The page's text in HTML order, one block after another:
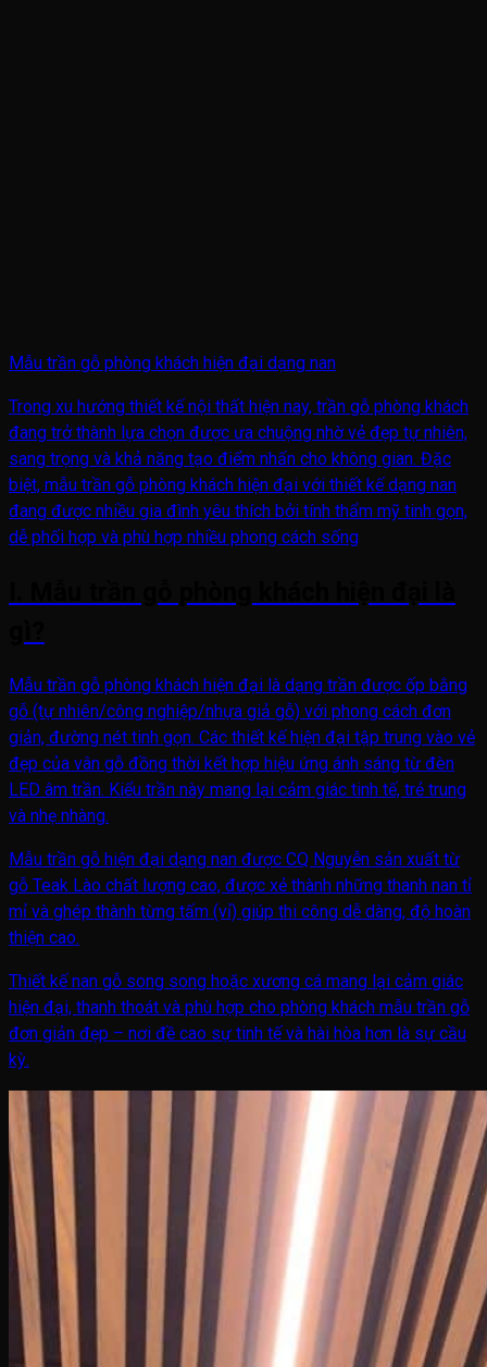
Mẫu trần gỗ phòng khách hiện đại dạng nan
Trong xu hướng thiết kế nội thất hiện nay, trần gỗ phòng khách
đang trở thành lựa chọn được ưa chuộng nhờ vẻ đẹp tự nhiên,
sang trọng và khả năng tạo điểm nhấn cho không gian. Đặc
biệt, mẫu trần gỗ phòng khách hiện đại với thiết kế dạng nan
đang được nhiều gia đình yêu thích bởi tính thẩm mỹ tinh gọn,
dễ phối hợp và phù hợp nhiều phong cách sống
Mẫu trần gỗ phòng khách hiện đại là dạng trần được ốp bằng
gỗ (tự nhiên/công nghiệp/nhựa giả gỗ) với phong cách đơn
giản, đường nét tinh gọn. Các thiết kế hiện đại tập trung vào vẻ
đẹp của vân gỗ đồng thời kết hợp hiệu ứng ánh sáng từ đèn
LED âm trần. Kiểu trần này mang lại cảm giác tinh tế, trẻ trung
và nhẹ nhàng.
Mẫu trần gỗ hiện đại dạng nan được CQ Nguyễn sản xuất từ
gỗ Teak Lào chất lượng cao, được xẻ thành những thanh nan tỉ
mỉ và ghép thành từng tấm (vỉ) giúp thi công dễ dàng, độ hoàn
thiện cao.
Thiết kế nan gỗ song song hoặc xương cá mang lại cảm giác
hiện đại, thanh thoát và phù hợp cho phòng khách mẫu trần gỗ
đơn giản đẹp – nơi đề cao sự tinh tế và hài hòa hơn là sự cầu
kỳ.